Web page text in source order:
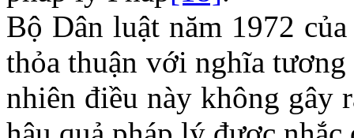
Bộ Dân luật năm 1972
thỏa thuận với nghĩa
nhiên điều này không gây